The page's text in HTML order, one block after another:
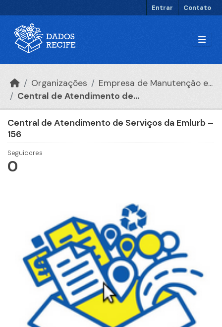
Entrar Contato
Organizações
Empresa de Manutenção e...
Central de Atendimento de...
Central de Atendimento de Serviços da Emlurb –
156
Seguidores
0